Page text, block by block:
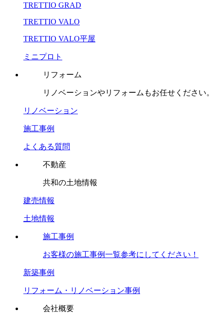
TRETTIO GRAD
TRETTIO VALO
TRETTIO VALO平屋
ミニプロト
リフォーム
リノベーションやリフォームもお任せください。
リノベーション
施工事例
よくある質問
不動産
共和の土地情報
建売情報
土地情報
施工事例
お客様の施工事例一覧参考にしてください！
新築事例
リフォーム・リノベーション事例
会社概要